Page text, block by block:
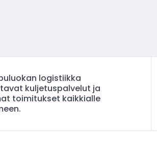
logistiikka
kuljetuspalvelut ja
toimitukset kaikkialle